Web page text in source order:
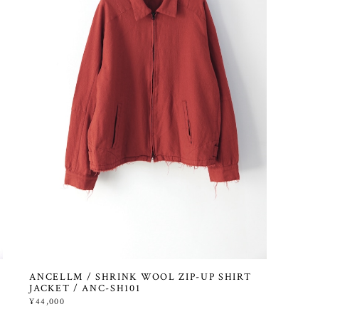
ANCELLM / SHRINK WOOL ZIP-UP SHIRT
JACKET / ANC-SH101
¥44,000